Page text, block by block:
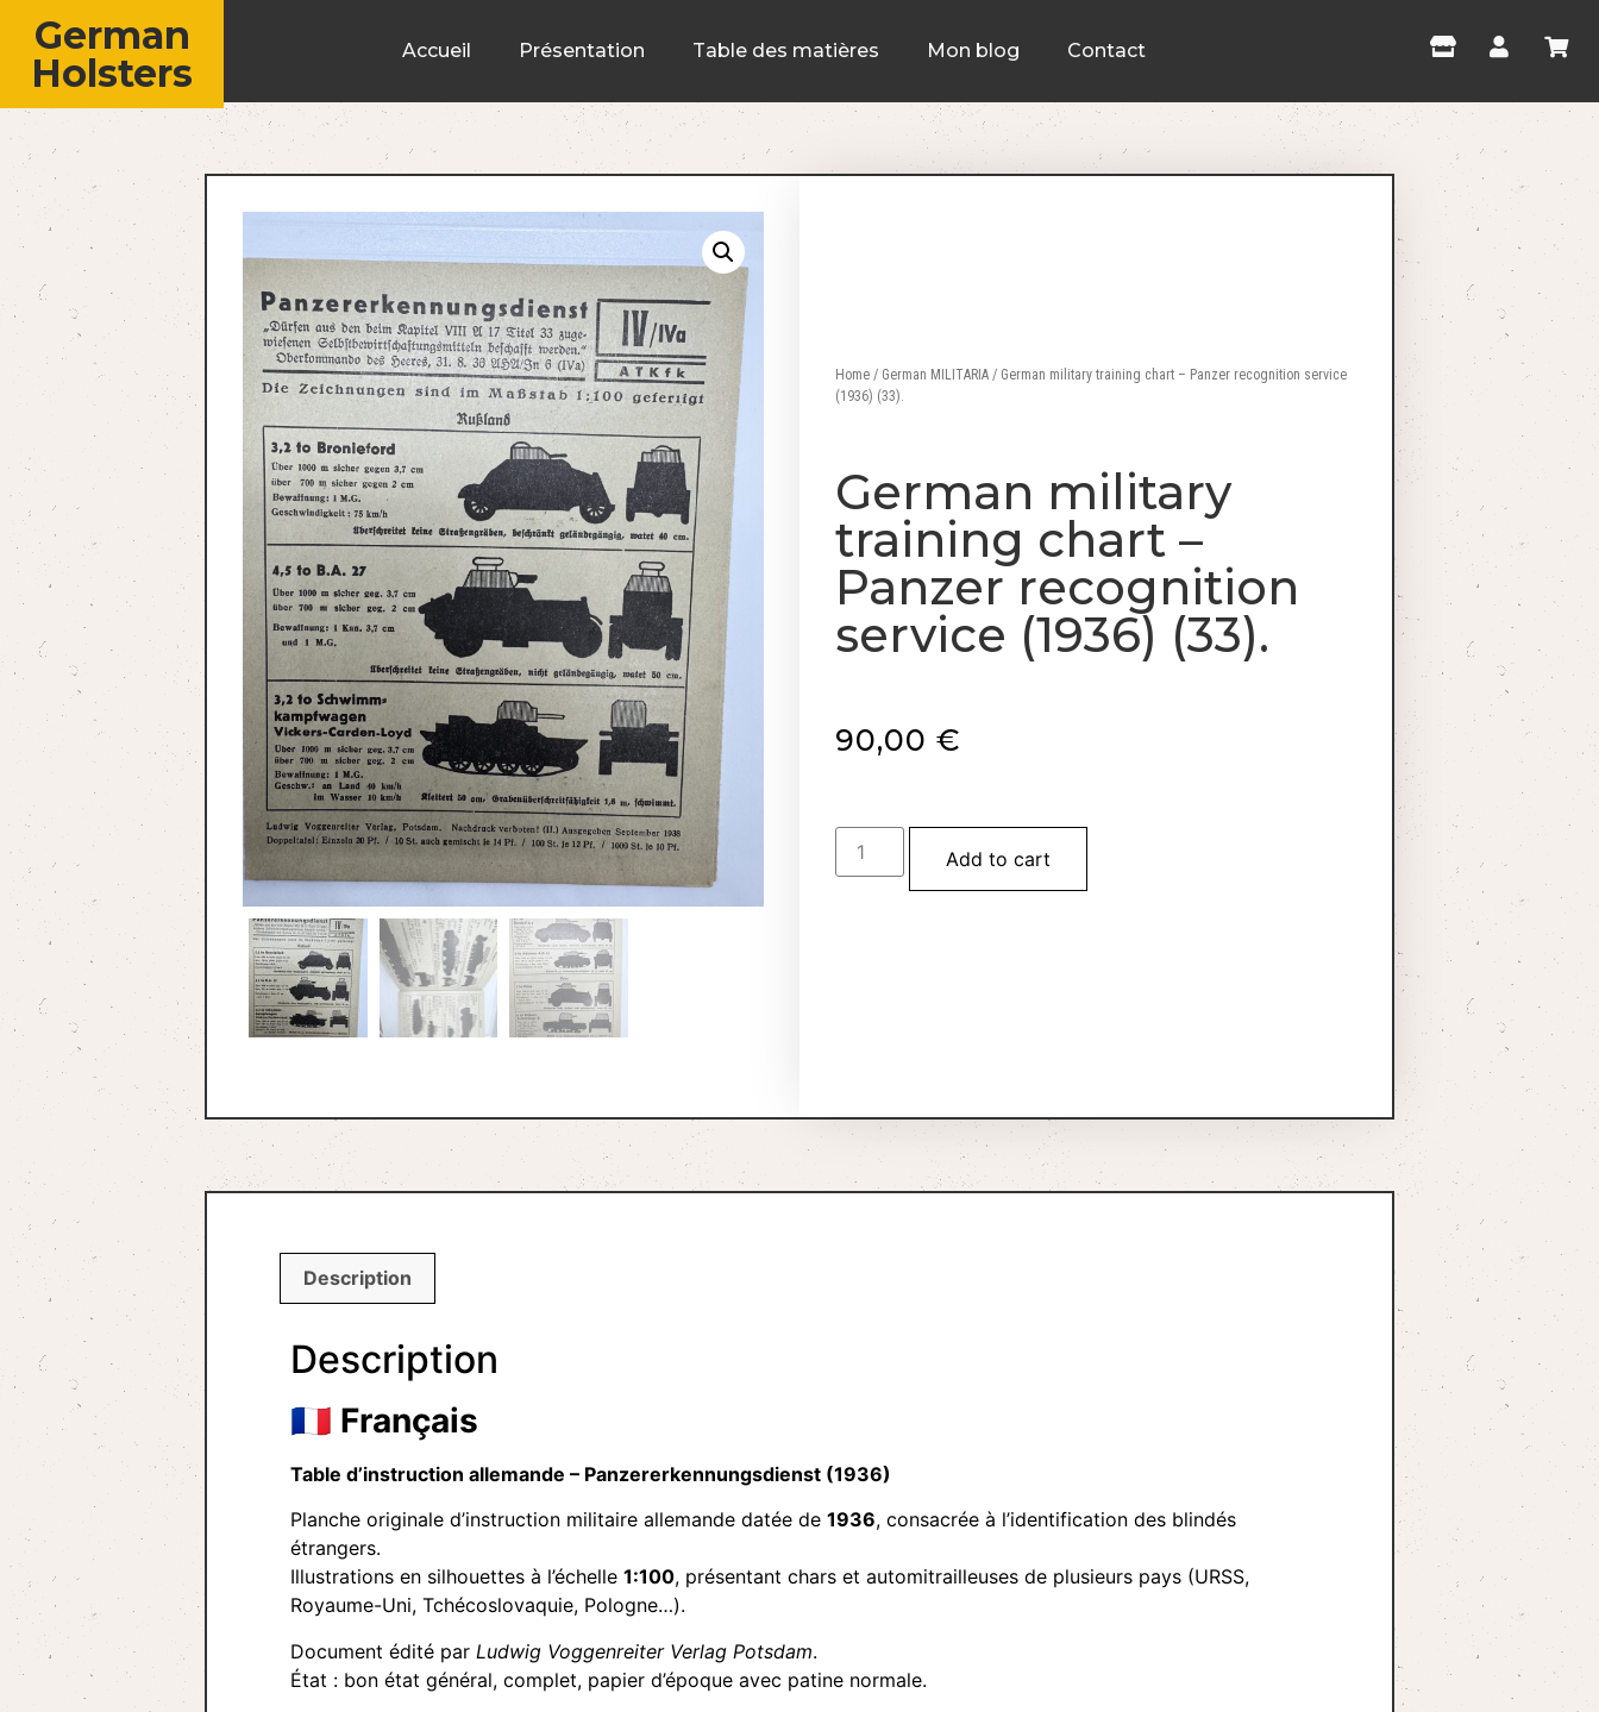
German
Holsters
Accueil Présentation Table des matières Mon blog Contact
Home / German MILITARIA / German military training chart – Panzer recognition service
(1936) (33).
German military
training chart –
Panzer recognition
service (1936) (33).
90,00 €
Add to cart
Description
Description
🇫🇷 Français
Table d’instruction allemande – Panzererkennungsdienst (1936)
Planche originale d’instruction militaire allemande datée de 1936, consacrée à l’identification des blindés
étrangers.
Illustrations en silhouettes à l’échelle 1:100, présentant chars et automitrailleuses de plusieurs pays (URSS,
Royaume-Uni, Tchécoslovaquie, Pologne…).
Document édité par Ludwig Voggenreiter Verlag Potsdam.
État : bon état général, complet, papier d’époque avec patine normale.